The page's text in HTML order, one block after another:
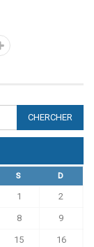
S D
1 2
8 9
15 16